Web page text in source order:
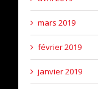
mars 2019
février 2019
janvier 2019